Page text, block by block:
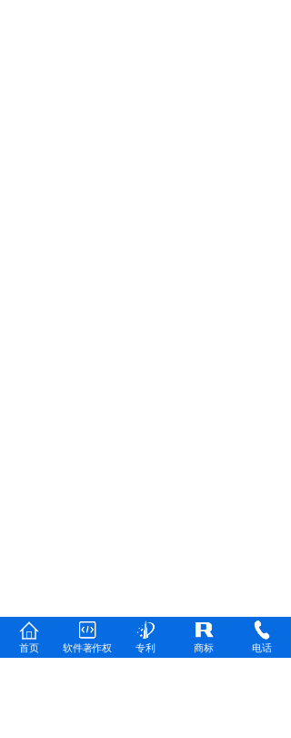
首页 软件著作权 专利 商标 电话